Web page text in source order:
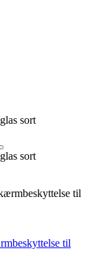
sort
sort
til
til